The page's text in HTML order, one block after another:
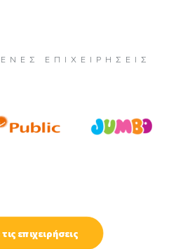
ΕΠΙΧΕΙΡΉΣΕΙΣ
επιχειρήσεις